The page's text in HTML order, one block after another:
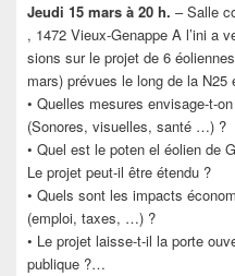
Jeudi 15 mars à 20 h. – Salle
, 1472 Vieux-Genappe A l’ini a
sions sur le projet de 6
mars) prévues le long de la
• Quelles mesures envisage-t-
(Sonores, visuelles, santé …) ?
• Quel est le poten el éolien de
Le projet peut-il être étendu ?
• Quels sont les impacts
(emploi, taxes, …) ?
• Le projet laisse-t-il la porte
publique ?…